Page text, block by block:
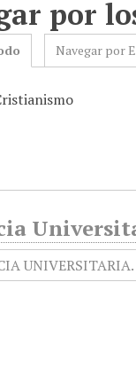
por
Navegar por